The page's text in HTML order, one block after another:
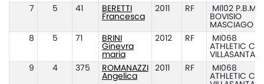
7
5 41
BERETTI
Francesca
2011 RF
MI102 P.B.M.
BOVISIO
MASCIAGO
8
5 71
BRINI
Ginevra
maria
2012 RF
MI068
ATHLETIC
VILLASANTA
9
4 375
ROMANAZZI
Angelica
2011 RF
MI068
ATHLETIC